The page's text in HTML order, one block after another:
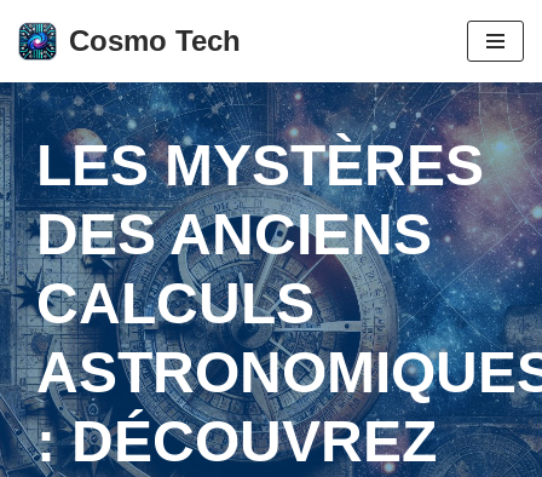
Aller
au
contenu
Cosmo Tech
LES MYSTÈRES
DES ANCIENS
CALCULS
: DÉCOUVREZ